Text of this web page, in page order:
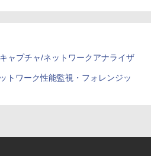
ャプチャ/ネットワークアナライザ
トワーク性能監視・フォレンジッ